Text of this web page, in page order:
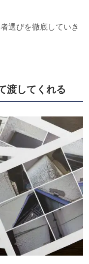
選びを徹底していき
渡してくれる